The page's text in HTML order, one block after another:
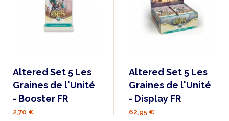
Altered Set 5 Les
Graines de l'Unité
- Booster FR
2,70 €
Altered Set 5 Les
Graines de l'Unité
- Display FR
62,95 €